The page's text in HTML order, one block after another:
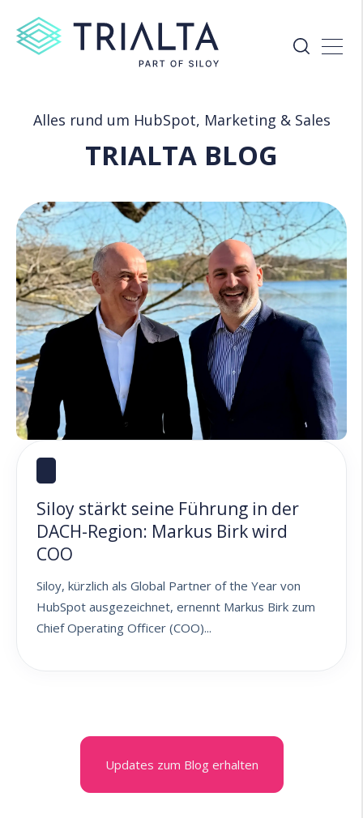
Alles rund um HubSpot, Marketing & Sales
TRIALTA BLOG
Siloy stärkt seine Führung in der
DACH-Region: Markus Birk wird
COO
Siloy, kürzlich als Global Partner of the Year von
HubSpot ausgezeichnet, ernennt Markus Birk zum
Chief Operating Officer (COO)...
Updates zum Blog erhalten